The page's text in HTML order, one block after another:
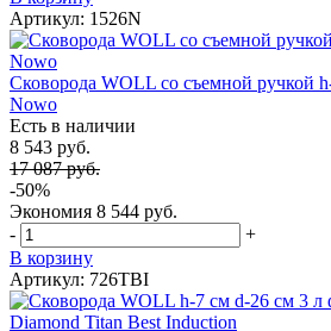
Артикул: 1526N
Сковорода WOLL со съемной ручкой
Nowo
Есть в наличии
8 543 руб.
17 087 руб.
-50%
Экономия 8 544 руб.
-
+
В корзину
Артикул: 726TBI